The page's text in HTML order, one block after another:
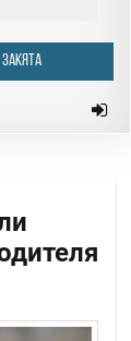
ЗАКЯТА